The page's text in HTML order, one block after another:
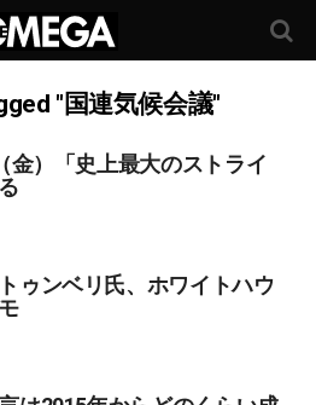
"国連気候会議"
金）「史上最大のストライ
ゥンベリ氏、ホワイトハウ